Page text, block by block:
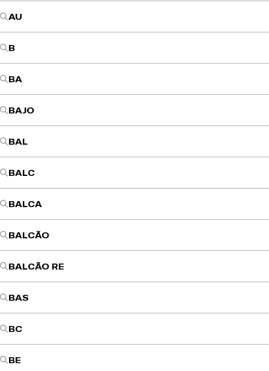
AU
B
BA
BAJO
BAL
BALC
BALCA
BALCÃO
BALCÃO RE
BAS
BC
BE